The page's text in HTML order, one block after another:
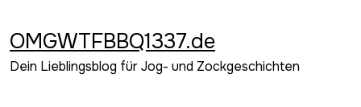
springen
OMGWTFBBQ1337.de
Dein Lieblingsblog für Jog- und Zockgeschichten